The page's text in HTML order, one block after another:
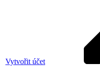
Vytvořit účet